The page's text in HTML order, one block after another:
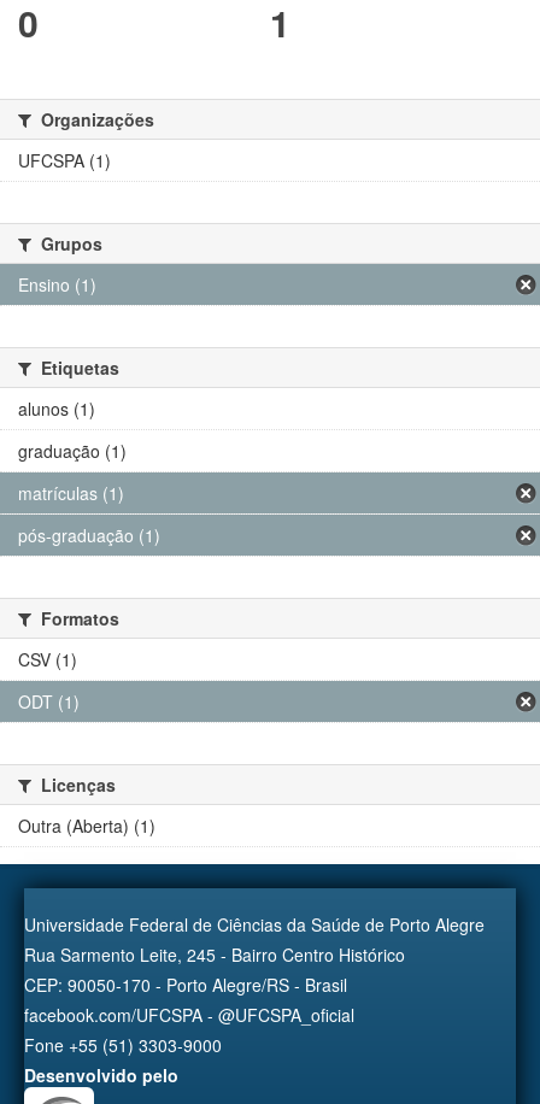
0 1
Organizações
UFCSPA (1)
Grupos
Ensino (1)
Etiquetas
alunos (1)
graduação (1)
matrículas (1)
pós-graduação (1)
Formatos
CSV (1)
ODT (1)
Licenças
Outra (Aberta) (1)
Universidade Federal de Ciências da Saúde de Porto Alegre
Rua Sarmento Leite, 245 - Bairro Centro Histórico
CEP: 90050-170 - Porto Alegre/RS - Brasil
facebook.com/UFCSPA - @UFCSPA_oficial
Fone +55 (51) 3303-9000
Desenvolvido pelo